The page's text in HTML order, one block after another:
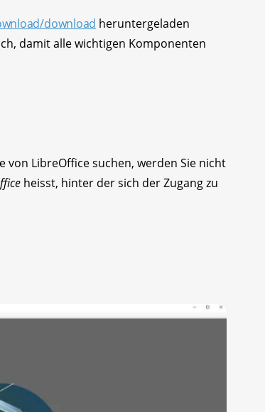
download heruntergeladen
damit alle wichtigen Komponenten
von LibreOffice suchen, werden Sie nicht
heisst, hinter der sich der Zugang zu